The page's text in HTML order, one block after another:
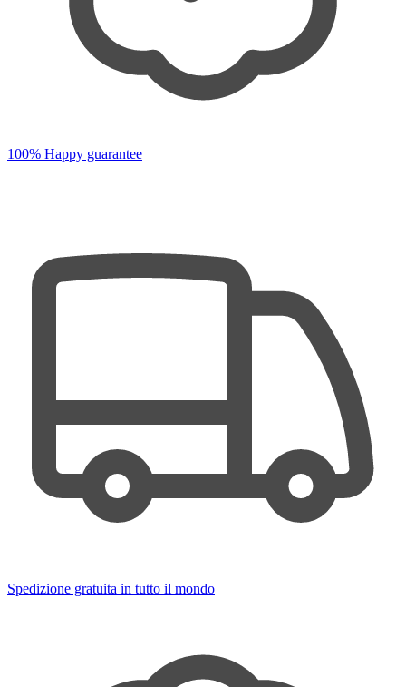
100% Happy guarantee
Spedizione gratuita in tutto il mondo